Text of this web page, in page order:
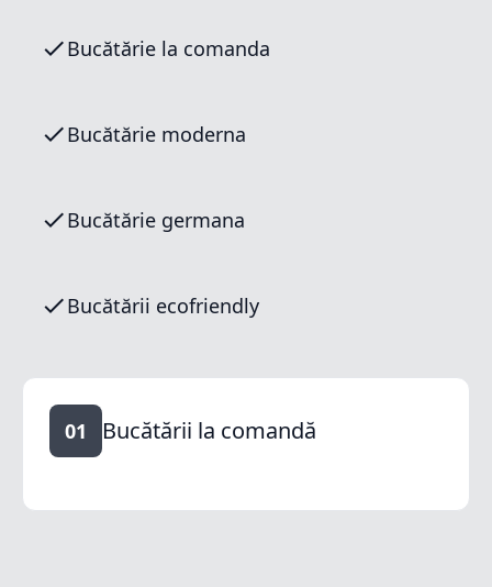
Bucătărie la comanda
Bucătărie moderna
Bucătărie germana
Bucătării ecofriendly
01 Bucătării la comandă